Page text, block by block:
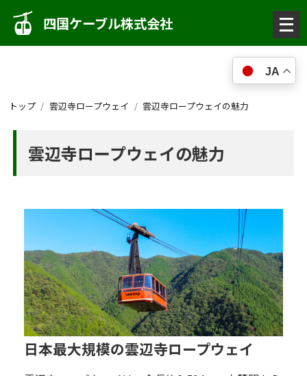
メ
ニ
ュ
ー
四国ケーブル株式会社
JA
トップ 雲辺寺ロープウェイ 雲辺寺ロープウェイの魅力
雲辺寺ロープウェイの魅力
日本最大規模の雲辺寺ロープウェイ